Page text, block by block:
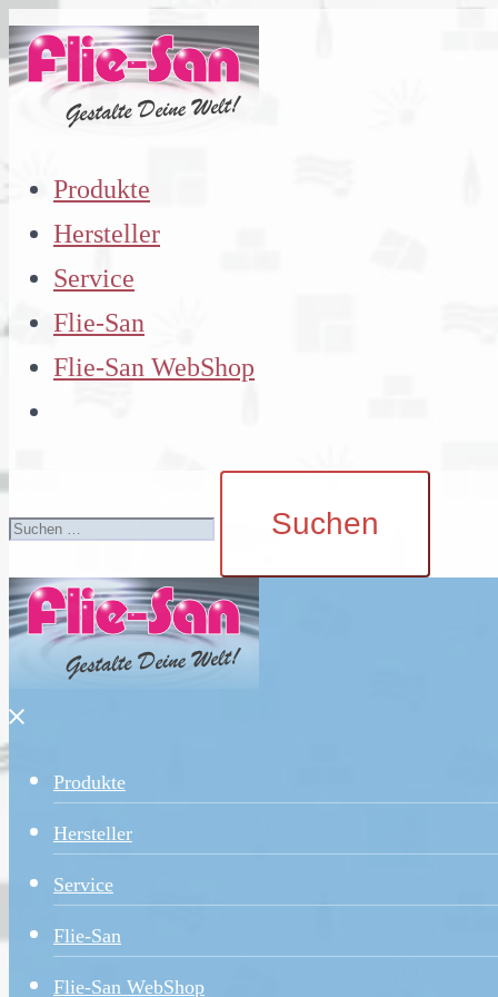
Zum
Inhalt
springen
Produkte
Hersteller
Service
Flie-San
Flie-San WebShop
nach:
Menü
Produkte
Hersteller
Service
Flie-San
Flie-San WebShop